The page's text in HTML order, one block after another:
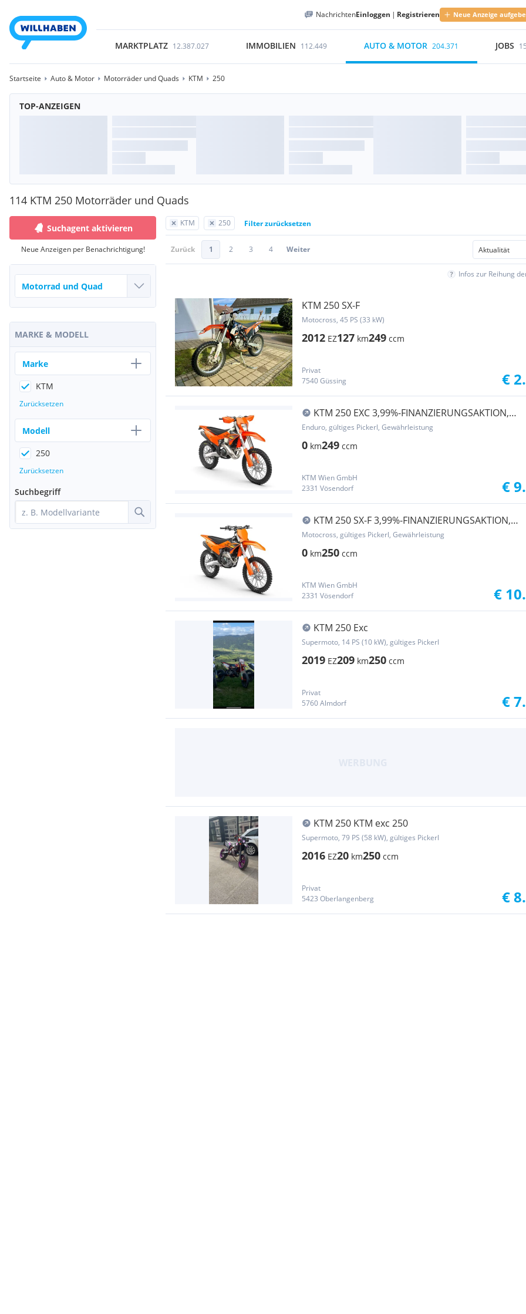
NachrichtenEinloggen | Registrieren Neue Anzeige
MARKTPLATZ 12.387.027 IMMOBILIEN 112.449 AUTO & MOTOR 204.371 JOBS
Startseite Auto & Motor Motorräder und Quads KTM 250
TOP-ANZEIGEN
114 KTM 250 Motorräder und Quads
KTM 250 Filter zurücksetzen
Zurück 1 2 3 4 Weiter
Infos zur Reihung
KTM 250 SX-F
Motocross, 45 PS (33 kW)
2012 EZ127 km249 ccm
Privat
7540 Güssing
€
KTM 250 EXC 3,99%-FINANZIERUNGSAKTION,
MY2026-AKTIO...
Enduro, gültiges Pickerl, Gewährleistung
0 km249 ccm
KTM Wien GmbH
2331 Vösendorf
€
KTM 250 SX-F 3,99%-FINANZIERUNGSAKTION,
MY2026-AKTI...
Motocross, gültiges Pickerl, Gewährleistung
0 km250 ccm
KTM Wien GmbH
2331 Vösendorf
€
KTM 250 Exc
Supermoto, 14 PS (10 kW), gültiges Pickerl
2019 EZ209 km250 ccm
Privat
5760 Almdorf
€
KTM 250 KTM exc 250
Supermoto, 79 PS (58 kW), gültiges Pickerl
2016 EZ20 km250 ccm
Privat
5423 Oberlangenberg
€
Suchagent aktivieren
Neue Anzeigen per Benachrichtigung!
MARKE & MODELL
Marke
KTM
Zurücksetzen
Modell
250
Zurücksetzen
Suchbegriff